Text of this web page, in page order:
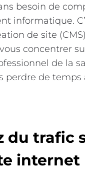
besoin de
informatique.
de site
concentrer
de la
perdre de
du trafic
internet